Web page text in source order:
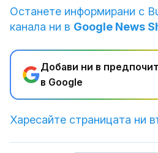
Останете информирани с
канала ни в Google News
Добави ни в
в Google
Харесайте страницата ни